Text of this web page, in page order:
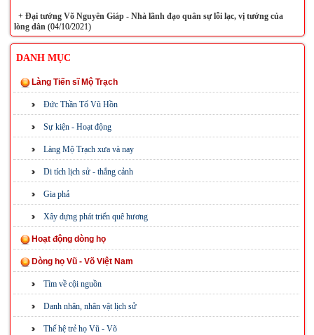
+Đại tướng Võ Nguyên Giáp - Nhà lãnh đạo quân sự lỗi lạc, vị tướng của
lòng dân(04/10/2021)
DANH MỤC
Làng Tiến sĩ Mộ Trạch
Đức Thần Tổ Vũ Hồn
Sự kiện - Hoạt động
Làng Mộ Trạch xưa và nay
Di tích lịch sử - thắng cảnh
Gia phả
Xây dựng phát triển quê hương
Hoạt động dòng họ
Dòng họ Vũ - Võ Việt Nam
Tìm về cội nguồn
Danh nhân, nhân vật lịch sử
Thế hệ trẻ họ Vũ - Võ